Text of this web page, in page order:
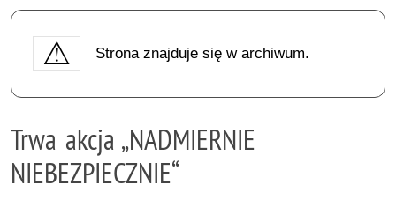
Strona znajduje się w archiwum.
Trwa akcja „NADMIERNIE
NIEBEZPIECZNIE“